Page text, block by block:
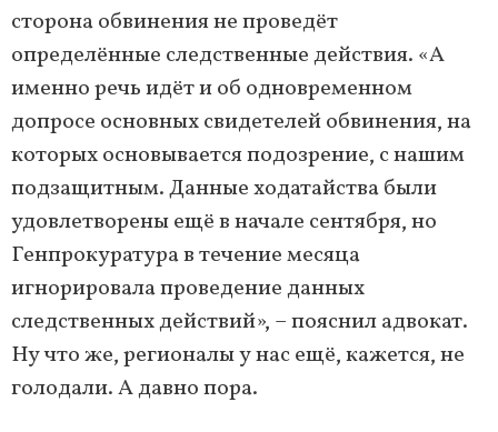
сторона обвинения не проведёт
определённые следственные действия. «А
именно речь идёт и об одновременном
допросе основных свидетелей обвинения, на
которых основывается подозрение, с нашим
подзащитным. Данные ходатайства были
удовлетворены ещё в начале сентября, но
Генпрокуратура в течение месяца
игнорировала проведение данных
следственных действий», – пояснил адвокат.
Ну что же, регионалы у нас ещё, кажется, не
голодали. А давно пора.